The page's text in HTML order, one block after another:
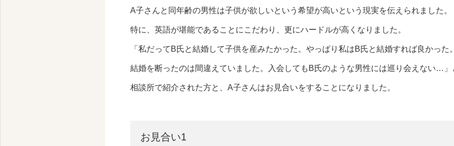
A子さんと同年齢の男性は子供が欲しいという希望が高いという現実を伝えられました。
特に、英語が堪能であることにこだわり、更にハードルが高くなりました。
「私だってB氏と結婚して子供を産みたかった。やっぱり私はB氏と結婚すれば良かった
結婚を断ったのは間違えていました。入会してもB氏のような男性には巡り会えない…
相談所で紹介された方と、A子さんはお見合いをすることになりました。
お見合い1